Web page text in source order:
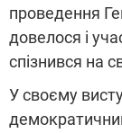
проведення
довелося і
спізнився на
У своєму